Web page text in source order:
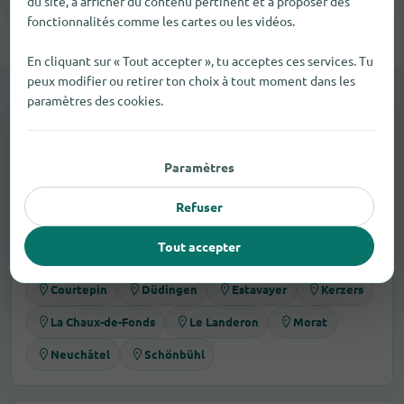
Élargis ta recherche autour de Wavre et trouve d’autres
commerces adaptés.
Bienne Cheseaux-sur-Lausanne
Courtepin Düdingen Estavayer Kerzers
La Chaux-de-Fonds Le Landeron Morat
Neuchâtel Schönbühl
fonctionnalités comme les cartes ou les vidéos.
En cliquant sur « Tout accepter », tu acceptes ces services. Tu
peux modifier ou retirer ton choix à tout moment dans les
paramètres des cookies.
Paramètres
Refuser
Tout accepter